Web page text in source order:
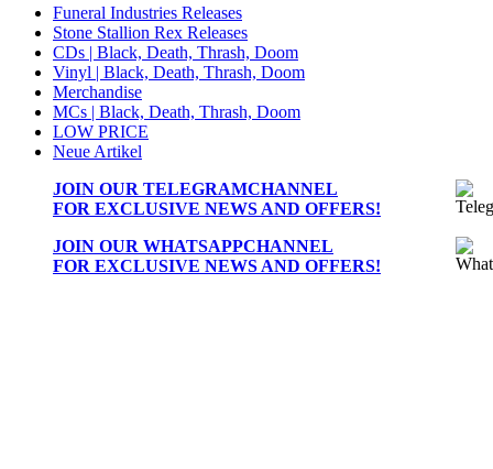
Funeral Industries Releases
Stone Stallion Rex Releases
CDs | Black, Death, Thrash, Doom
Vinyl | Black, Death, Thrash, Doom
Merchandise
MCs | Black, Death, Thrash, Doom
LOW PRICE
Neue Artikel
JOIN OUR TELEGRAMCHANNEL
FOR EXCLUSIVE NEWS AND OFFERS!
JOIN OUR WHATSAPPCHANNEL
FOR EXCLUSIVE NEWS AND OFFERS!